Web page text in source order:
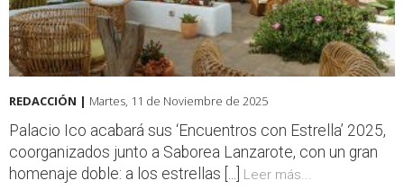
REDACCIÓN | Martes, 11 de Noviembre de 2025
Palacio Ico acabará sus ‘Encuentros con Estrella’ 2025,
coorganizados junto a Saborea Lanzarote, con un gran
homenaje doble: a los estrellas [...] Leer más...